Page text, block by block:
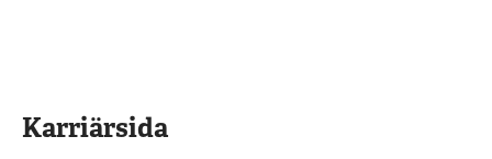
Karriärsida